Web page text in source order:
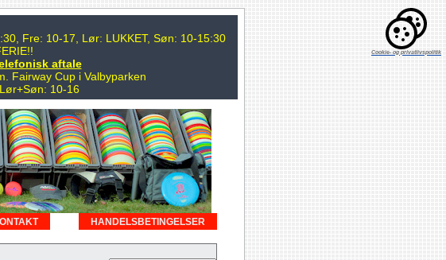
Fre: 10-17, Lør: LUKKET, Søn: 10-15:30
aftale
Fairway Cup i Valbyparken
10-16
HANDELSBETINGELSER
Cookie- og privatlivspolitik